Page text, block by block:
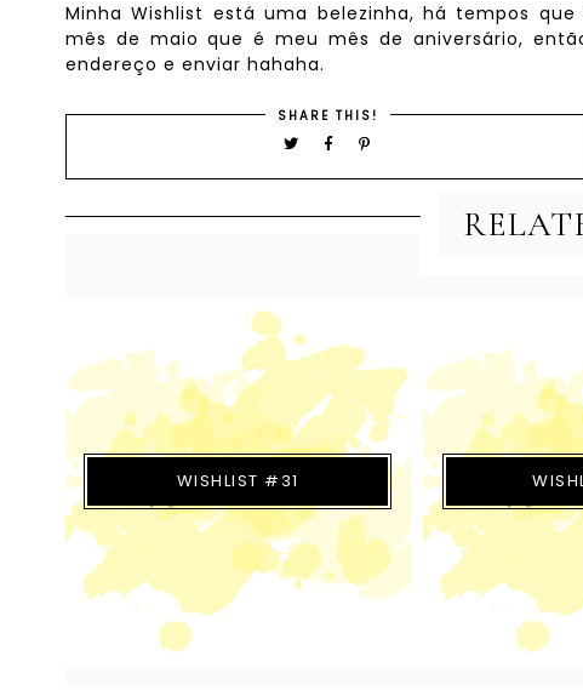
Minha Wishlist está uma belezinha, há tempos
mês de maio que é meu mês de aniversário,
endereço e enviar hahaha.
SHARE THIS!
WISHLIST #31